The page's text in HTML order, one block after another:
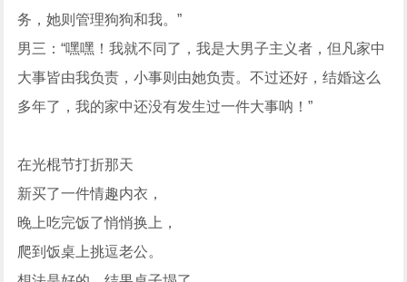
务，她则管理狗狗和我。”
男三：“嘿嘿！我就不同了，我是大男子主义者，但凡家中
大事皆由我负责，小事则由她负责。不过还好，结婚这么
多年了，我的家中还没有发生过一件大事呐！”
在光棍节打折那天
新买了一件情趣内衣，
晚上吃完饭了悄悄换上，
爬到饭桌上挑逗老公。